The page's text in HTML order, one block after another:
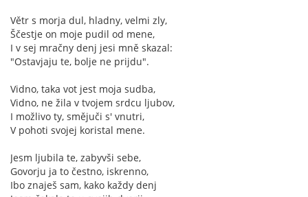
Větr s morja dul, hladny, velmi zly,
Ščestje on moje pudil od mene,
I v sej mračny denj jesi mně skazal:
"Ostavjaju te, bolje ne prijdu".
Vidno, taka vot jest moja sudba,
Vidno, ne žila v tvojem srdcu ljubov,
I možlivo ty, smějuči s' vnutri,
V pohoti svojej koristal mene.
Jesm ljubila te, zabyvši sebe,
Govorju ja to čestno, iskrenno,
Ibo znaješ sam, kako každy denj